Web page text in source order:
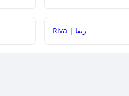
Riva | ريفا